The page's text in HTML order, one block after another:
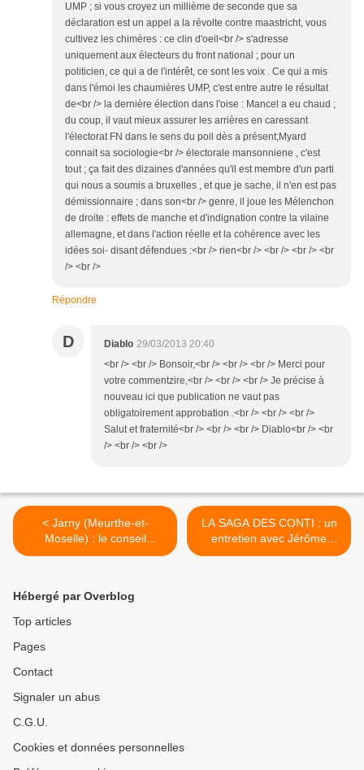
UMP ; si vous croyez un millième de seconde que sa
déclaration est un appel a la révolte contre maastricht, vous
cultivez les chimères : ce clin d'oeil<br /> s'adresse
uniquement aux électeurs du front national ; pour un
politicien, ce qui a de l'intérêt, ce sont les voix . Ce qui a mis
dans l'émoi les chaumières UMP, c'est entre autre le résultat
de<br /> la dernière élection dans l'oise : Mancel a eu chaud ;
du coup, il vaut mieux assurer les arrières en caressant
l'électorat FN dans le sens du poil dès a présent;Myard
connait sa sociologie<br /> électorale mansonniene , c'est
tout ; ça fait des dizaines d'années qu'il est membre d'un parti
qui nous a soumis a bruxelles , et que je sache, il n'en est pas
démissionnaire ; dans son<br /> genre, il joue les Mélenchon
de droite : effets de manche et d'indignation contre la vilaine
allemagne, et dans l'action réelle et la cohérence avec les
idées soi- disant défendues :<br /> rien<br /> <br /> <br /> <br
/> <br />
Répondre
D Diablo 29/03/2013 20:40
<br /> <br /> Bonsoir,<br /> <br /> <br /> Merci pour
votre commentzire,<br /> <br /> <br /> Je précise à
nouveau ici que publication ne vaut pas
obligatoirement approbation .<br /> <br /> <br />
Salut et fraternité<br /> <br /> <br /> Diablo<br /> <br
/> <br /> <br />
< Jarny (Meurthe-et-
Moselle) : le conseil
municipal (PCF-POI-PS-
nationalisation de la
sidérurgie lorraine
LA SAGA DES CONTI : un
entretien avec Jérôme
Palteau, auteur de ce film-
Hébergé par Overblog
Top articles
Pages
Contact
Signaler un abus
C.G.U.
Cookies et données personnelles